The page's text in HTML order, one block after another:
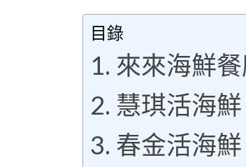
目錄
來來海鮮
慧琪活海鮮
春金活海鮮